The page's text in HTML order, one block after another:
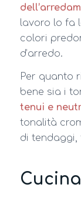
lavoro lo fa
colori
d’arredo.
Per quanto
bene sia i
tenui e
tonalità
di tendaggi,
Cucina